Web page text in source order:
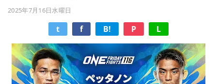
2025年7月16日水曜日
t f B! P L